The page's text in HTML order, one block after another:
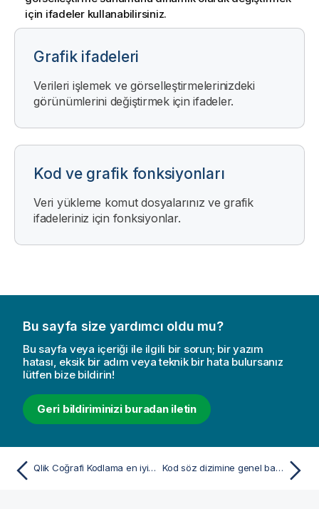
için ifadeler kullanabilirsiniz.
Grafik ifadeleri
Verileri işlemek ve görselleştirmelerinizdeki
görünümlerini değiştirmek için ifadeler.
Kod ve grafik fonksiyonları
Veri yükleme komut dosyalarınız ve grafik
ifadeleriniz için fonksiyonlar.
Bu sayfa size yardımcı oldu mu?
Bu sayfa veya içeriği ile ilgili bir sorun; bir yazım
hatası, eksik bir adım veya teknik bir hata bulursanız
lütfen bize bildirin!
Geri bildiriminizi buradan iletin
Qlik Coğrafi Kodlama en iyi yöntemleri Kod söz dizimine genel bakış